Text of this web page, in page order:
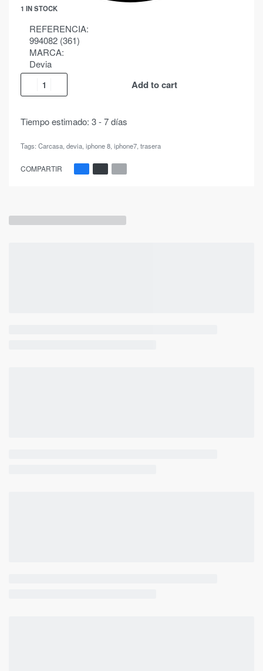
1 IN STOCK
REFERENCIA:
994082 (361)
MARCA:
Devia
Add to cart
Tiempo estimado: 3 - 7 días
Tags: Carcasa devia iphone 8 iphone7 trasera
COMPARTIR